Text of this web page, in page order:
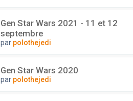
Gen Star Wars 2021 - 11 et 12
septembre
par polothejedi
Gen Star Wars 2020
par polothejedi